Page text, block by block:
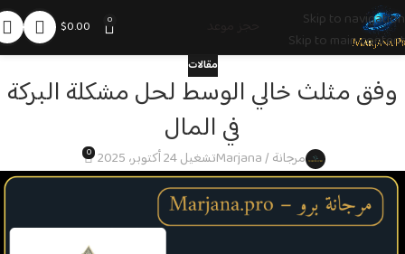
Skip to navigation
Skip to main content
0
$0.00
مقالات
وفق مثلث خالي الوسط لحل مشكلة البركة
في المال
مرجانة / Marjana تشغيل 24 أكتوبر، 2025 0